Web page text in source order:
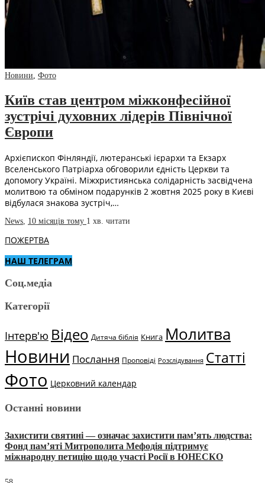
Новини, Фото
Київ став центром міжконфесійної
зустрічі духовних лідерів Північної
Європи
Архієпископ Фінляндії, лютеранські ієрархи та Екзарх
Вселенського Патріарха обговорили єдність Церкви та
допомогу Україні. Міжхристиянська солідарність засвідчена
молитвою та обміном подарунків 2 жовтня 2025 року в Києві
відбулася знакова зустріч,…
News 10 місяців тому 1 хв. читати
ПОЖЕРТВА
НАШ ТЕЛЕГРАМ
Соц.медіа
Категорії
Інтерв'ю Відео Дитяча біблія Книга Молитва
Новини Послання Проповіді Розслідування Статті
Фото Церковний календар
Останні новини
Захистити святині — означає захистити пам’ять людства:
Фонд пам’яті Митрополита Мефодія підтримує
міжнародну петицію щодо участі Росії в ЮНЕСКО